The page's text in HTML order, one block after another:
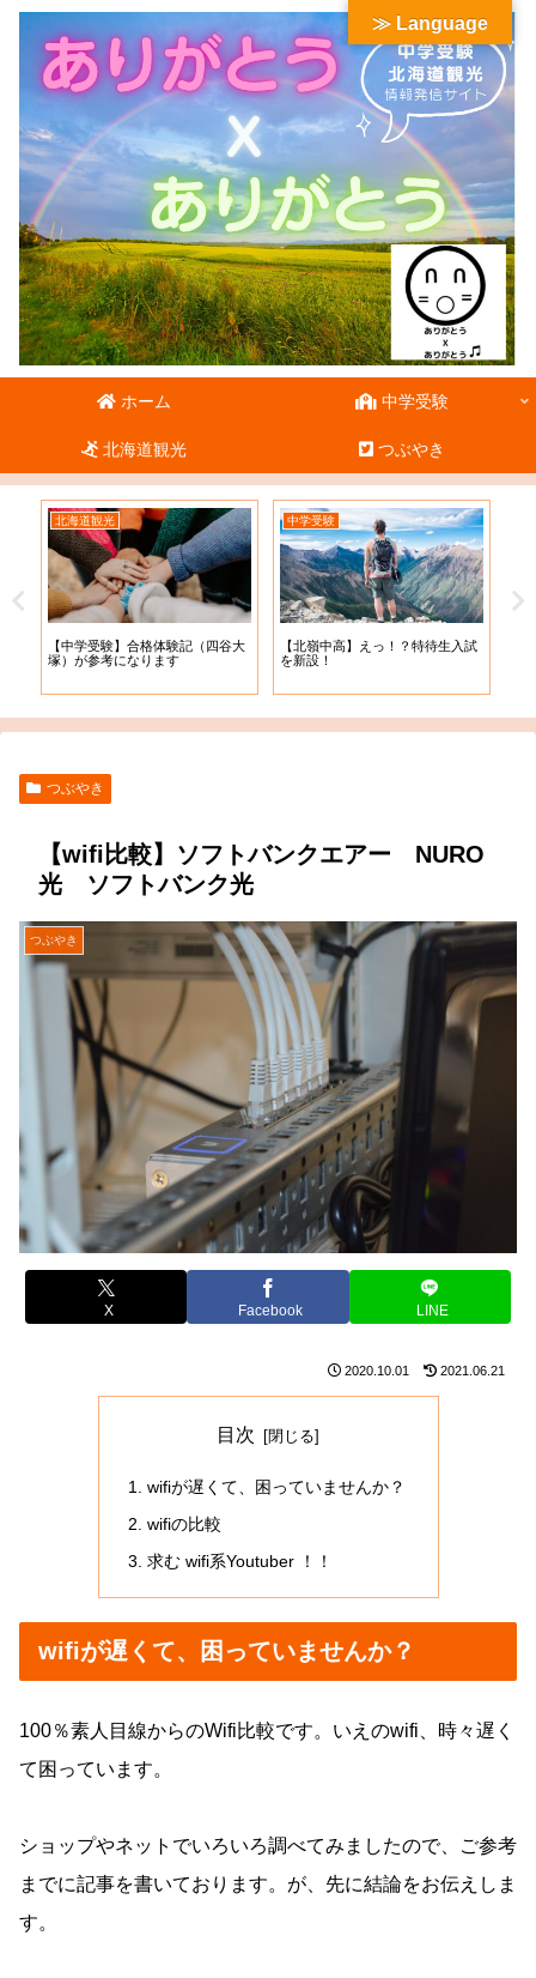
ホーム 中学受験
北海道観光 つぶやき
北海道観光
【中学受験】合格体験記（四谷大
塚）が参考になります
中学受験
【北嶺中高】えっ！？特待生入試
を新設！
つぶやき
【wifi比較】ソフトバンクエアー NURO
光 ソフトバンク光
つぶやき
X Facebook LINE
2020.10.01 2021.06.21
目次
wifiが遅くて、困っていませんか？
wifiの比較
求む wifi系Youtuber ！！
wifiが遅くて、困っていませんか？
100％素人目線からのWifi比較です。いえのwifi、時々遅く
て困っています。
ショップやネットでいろいろ調べてみましたので、ご参考
までに記事を書いております。が、先に結論をお伝えしま
す。
≫ Language